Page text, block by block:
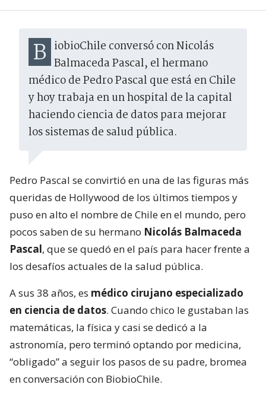
BiobioChile conversó con Nicolás Balmaceda Pascal, el hermano
médico de Pedro Pascal que está en Chile
y hoy trabaja en un hospital de la capital
haciendo ciencia de datos para mejorar
los sistemas de salud pública.
Pedro Pascal se convirtió en una de las figuras más
queridas de Hollywood de los últimos tiempos y
puso en alto el nombre de Chile en el mundo, pero
pocos saben de su hermano Nicolás Balmaceda
Pascal, que se quedó en el país para hacer frente a
los desafíos actuales de la salud pública.
A sus 38 años, es médico cirujano especializado
en ciencia de datos. Cuando chico le gustaban las
matemáticas, la física y casi se dedicó a la
astronomía, pero terminó optando por medicina,
“obligado” a seguir los pasos de su padre, bromea
en conversación con BiobioChile.